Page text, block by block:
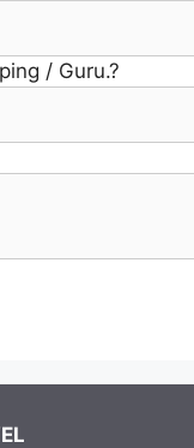
/ Guru.?